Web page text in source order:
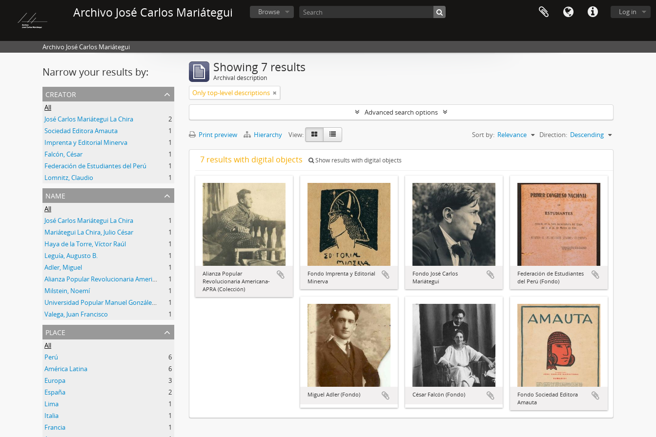
Archivo José Carlos Mariátegui Log in
Browse
Archivo José Carlos Mariátegui
Narrow your results by:
creator
All
José Carlos Mariátegui La Chira
2
Sociedad Editora Amauta
1
Imprenta y Editorial Minerva
1
Falcón, César
1
Federación de Estudiantes del Perú
1
Lomnitz, Claudio
1
name
All
José Carlos Mariátegui La Chira
1
Mariátegui La Chira, Julio César
1
Haya de la Torre, Víctor Raúl
1
Leguía, Augusto B.
1
Adler, Miguel
1
Alianza Popular Revolucionaria Americana (APRA)
1
Milstein, Noemí
1
Universidad Popular Manuel González Prada
1
Valega, Juan Francisco
1
place
All
Perú
6
América Latina
6
Europa
3
España
2
Lima
1
Italia
1
Francia
1
Showing 7 results
Archival description
Only top-level descriptions
Advanced search options
Print preview Hierarchy View: Sort by: Relevance Direction: Descending
7 results with digital objects Show results with digital objects
Alianza Popular
Revolucionaria Americana-
APRA (Colección)
Fondo Imprenta y Editorial
Minerva
Fondo José Carlos
Mariátegui
Federación de Estudiantes
del Perú (Fondo)
Miguel Adler (Fondo) César Falcón (Fondo)
Fondo Sociedad Editora
Amauta